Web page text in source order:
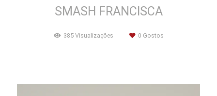
SMASH FRANCISCA
385Visualizações 0 Gostos